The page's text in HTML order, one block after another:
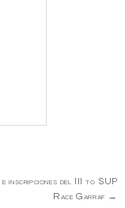
e inscripciones del III to SUP
Race Garraf →